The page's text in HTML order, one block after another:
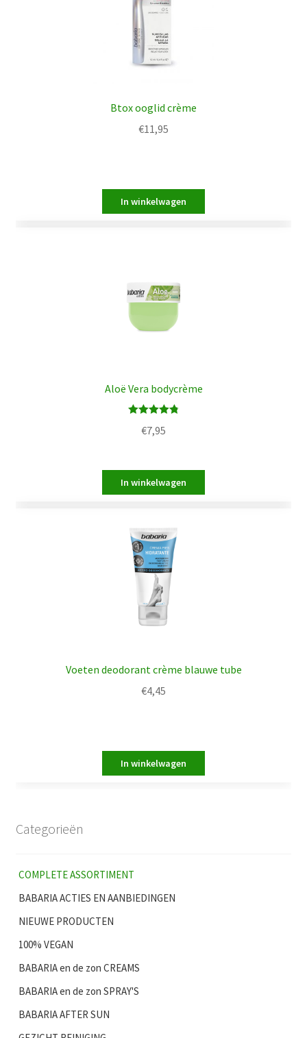
Btox ooglid crème
€11,95
Aloë Vera bodycrème
uit 5
€7,95
Voeten deodorant crème blauwe tube
€4,45
Categorieën
COMPLETE ASSORTIMENT
BABARIA ACTIES EN AANBIEDINGEN
NIEUWE PRODUCTEN
100% VEGAN
BABARIA en de zon CREAMS
BABARIA en de zon SPRAY'S
BABARIA AFTER SUN